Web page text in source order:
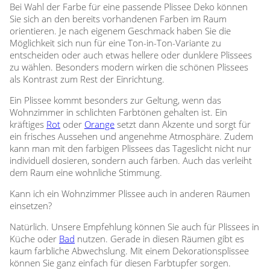
Bei Wahl der Farbe für eine passende Plissee Deko können
Sie sich an den bereits vorhandenen Farben im Raum
orientieren. Je nach eigenem Geschmack haben Sie die
Möglichkeit sich nun für eine Ton-in-Ton-Variante zu
entscheiden oder auch etwas hellere oder dunklere Plissees
zu wählen. Besonders modern wirken die schönen Plissees
als Kontrast zum Rest der Einrichtung.
Ein Plissee kommt besonders zur Geltung, wenn das
Wohnzimmer in schlichten Farbtönen gehalten ist. Ein
kräftiges Rot oder Orange setzt dann Akzente und sorgt für
ein frisches Aussehen und angenehme Atmosphäre. Zudem
kann man mit den farbigen Plissees das Tageslicht nicht nur
individuell dosieren, sondern auch färben. Auch das verleiht
dem Raum eine wohnliche Stimmung.
Kann ich ein Wohnzimmer Plissee auch in anderen Räumen
einsetzen?
Natürlich. Unsere Empfehlung können Sie auch für Plissees in
Küche oder Bad nutzen. Gerade in diesen Räumen gibt es
kaum farbliche Abwechslung. Mit einem Dekorationsplissee
können Sie ganz einfach für diesen Farbtupfer sorgen.